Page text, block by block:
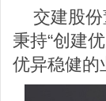
交建股
秉持“创建
优异稳健的